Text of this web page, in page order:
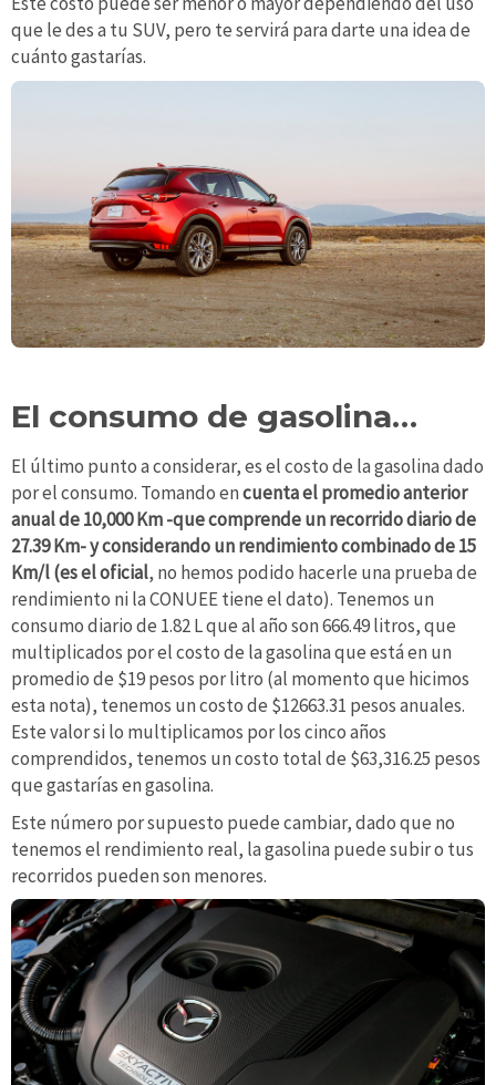
que le des a tu SUV, pero te servirá para darte una idea de
cuánto gastarías.
El consumo de gasolina…
El último punto a considerar, es el costo de la gasolina dado
por el consumo. Tomando encuenta el promedio anterior
anual de 10,000 Km -que comprende un recorrido diario de
27.39 Km- y considerando un rendimiento combinado de 15
Km/l (es el oficial, no hemos podido hacerle una prueba de
rendimiento ni la CONUEE tiene el dato). Tenemos un
consumo diario de 1.82 L que al año son 666.49 litros, que
multiplicados por el costo de la gasolina que está en un
promedio de $19 pesos por litro (al momento que hicimos
esta nota), tenemos un costo de $12663.31 pesos anuales.
Este valor si lo multiplicamos por los cinco años
comprendidos, tenemos un costo total de $63,316.25 pesos
que gastarías en gasolina.
Este número por supuesto puede cambiar, dado que no
tenemos el rendimiento real, la gasolina puede subir o tus
recorridos pueden son menores.